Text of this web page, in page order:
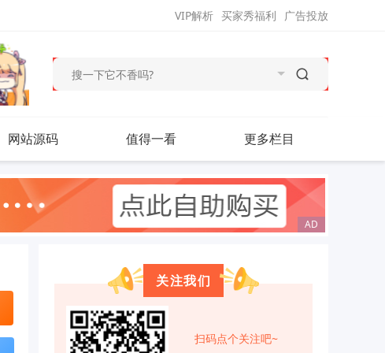
广告投放
买家秀福利
VIP解析
网站源码 值得一看 更多栏目
关注我们
扫码点个关注吧~